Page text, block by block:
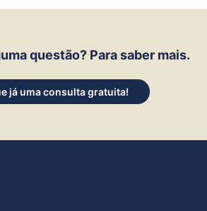
questão? Para saber mais.
já uma consulta gratuita!